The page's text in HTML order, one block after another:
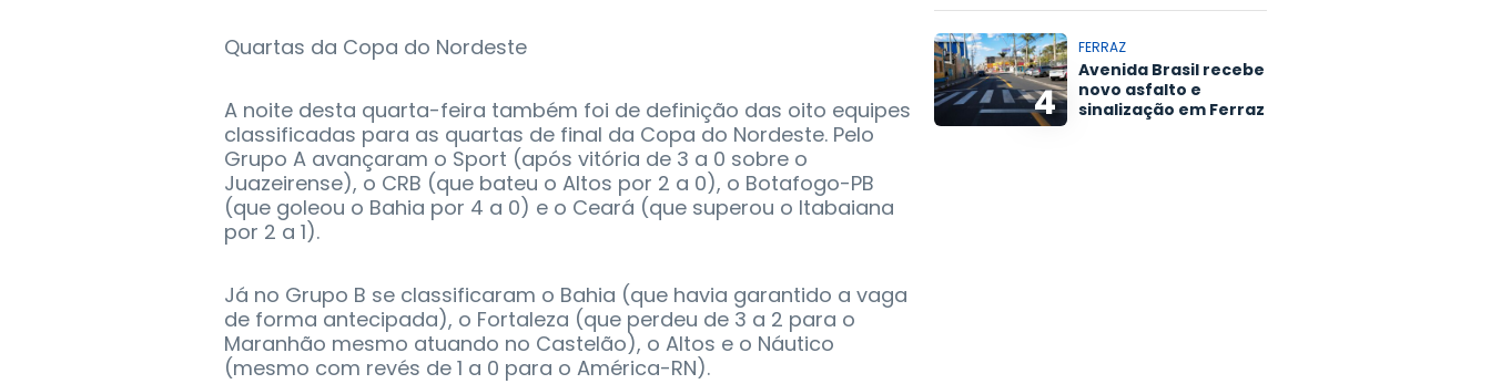
Quartas da Copa do Nordeste
A noite desta quarta-feira também foi de definição das oito equipes
classificadas para as quartas de final da Copa do Nordeste. Pelo
Grupo A avançaram o Sport (após vitória de 3 a 0 sobre o
Juazeirense), o CRB (que bateu o Altos por 2 a 0), o Botafogo-PB
(que goleou o Bahia por 4 a 0) e o Ceará (que superou o Itabaiana
por 2 a 1).
Já no Grupo B se classificaram o Bahia (que havia garantido a vaga
de forma antecipada), o Fortaleza (que perdeu de 3 a 2 para o
Maranhão mesmo atuando no Castelão), o Altos e o Náutico
(mesmo com revés de 1 a 0 para o América-RN).
4
FERRAZ
Avenida Brasil recebe
novo asfalto e
sinalização em Ferraz